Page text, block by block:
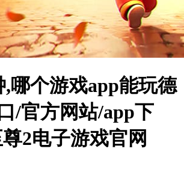
,哪个游戏app能玩德
/官方网站/app下
2电子游戏官网